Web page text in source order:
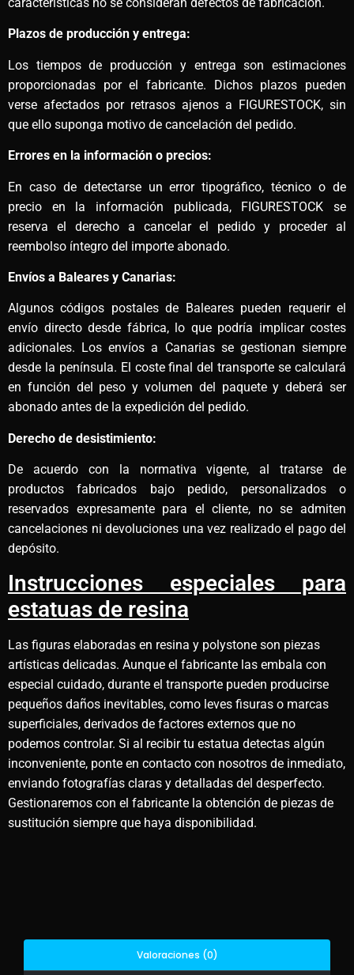
Plazos de producción y entrega:
Los tiempos de producción y entrega son estimaciones
proporcionadas por el fabricante. Dichos plazos pueden
verse afectados por retrasos ajenos a FIGURESTOCK, sin
que ello suponga motivo de cancelación del pedido.
Errores en la información o precios:
En caso de detectarse un error tipográfico, técnico o de
precio en la información publicada, FIGURESTOCK se
reserva el derecho a cancelar el pedido y proceder al
reembolso íntegro del importe abonado.
Envíos a Baleares y Canarias:
Algunos códigos postales de Baleares pueden requerir el
envío directo desde fábrica, lo que podría implicar costes
adicionales. Los envíos a Canarias se gestionan siempre
desde la península. El coste final del transporte se calculará
en función del peso y volumen del paquete y deberá ser
abonado antes de la expedición del pedido.
Derecho de desistimiento:
De acuerdo con la normativa vigente, al tratarse de
productos fabricados bajo pedido, personalizados o
reservados expresamente para el cliente, no se admiten
cancelaciones ni devoluciones una vez realizado el pago del
depósito.
Instrucciones especiales para
estatuas de resina
Las figuras elaboradas en resina y polystone son piezas
artísticas delicadas. Aunque el fabricante las embala con
especial cuidado, durante el transporte pueden producirse
pequeños daños inevitables, como leves fisuras o marcas
superficiales, derivados de factores externos que no
podemos controlar. Si al recibir tu estatua detectas algún
inconveniente, ponte en contacto con nosotros de inmediato,
enviando fotografías claras y detalladas del desperfecto.
Gestionaremos con el fabricante la obtención de piezas de
sustitución siempre que haya disponibilidad.
Valoraciones (0)